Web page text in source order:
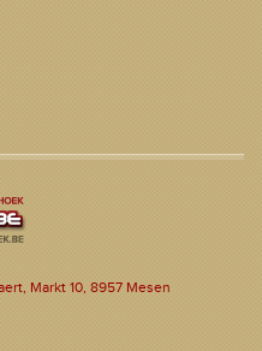
Markt 10, 8957 Mesen